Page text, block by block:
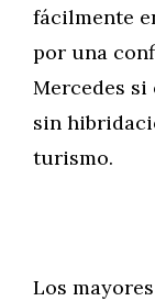
fácilmente
por una
Mercedes si
sin
turismo.
Los